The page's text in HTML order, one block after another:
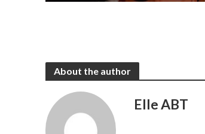
About the author
Elle ABT